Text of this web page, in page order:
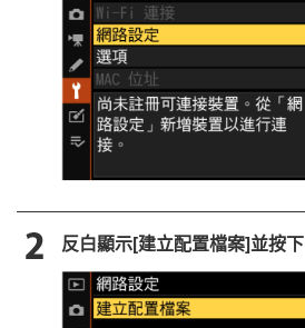
反白顯示[建立配置檔案]並按下